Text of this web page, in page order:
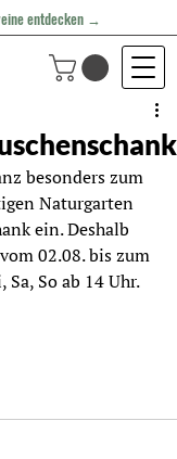
entdecken →
besonders zum
Naturgarten
ein. Deshalb
02.08. bis zum
So ab 14 Uhr.